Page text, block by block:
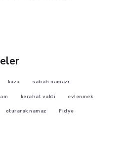
kaza sabah namazı
kerahat vakti evlenmek
oturarak namaz Fidye